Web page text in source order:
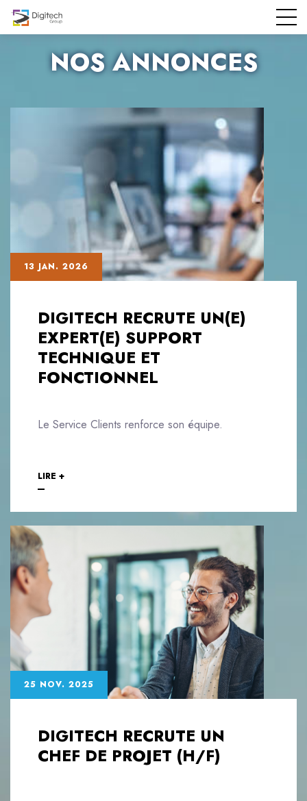
NOS ANNONCES
13 JAN. 2026
DIGITECH RECRUTE UN(E)
EXPERT(E) SUPPORT
TECHNIQUE ET
FONCTIONNEL
Le Service Clients renforce son équipe.
LIRE +
25 NOV. 2025
DIGITECH RECRUTE UN
CHEF DE PROJET (H/F)